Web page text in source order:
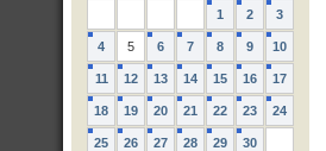
1
2 3
4 5 6 7 8 9 10
11 12 13 14 15 16 17
18 19 20 21 22 23 24
25 26 27 28 29
30